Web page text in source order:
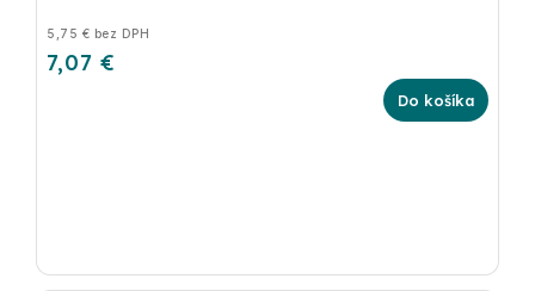
5,75 € bez DPH
7,07 €
Do košíka